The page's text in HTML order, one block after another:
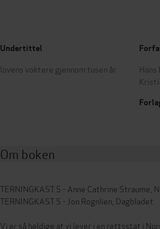
Undertittel
lovens voktere gjennom tusen år
Om boken
TERNINGKAST 5 - Anne Cathrine Straume,
TERNINGKAST 5 - Jon Rognlien, Dagbladet.
Vi er så heldige at vi lever i en rettsstat i